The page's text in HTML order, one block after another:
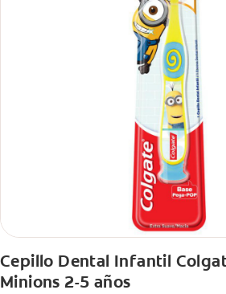
Cepillo Dental Infantil
Minions 2-5 años